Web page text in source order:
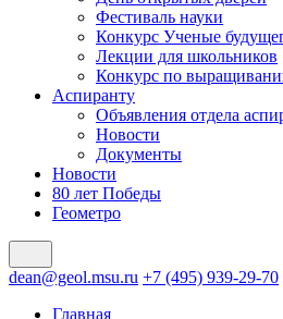
Фестиваль науки
Конкурс Ученые
Лекции для школьников
Конкурс по
Аспиранту
Объявления отдела
Новости
Документы
Новости
80 лет Победы
Геометро
dean@geol.msu.ru +7 (495) 939-29-70
Главная